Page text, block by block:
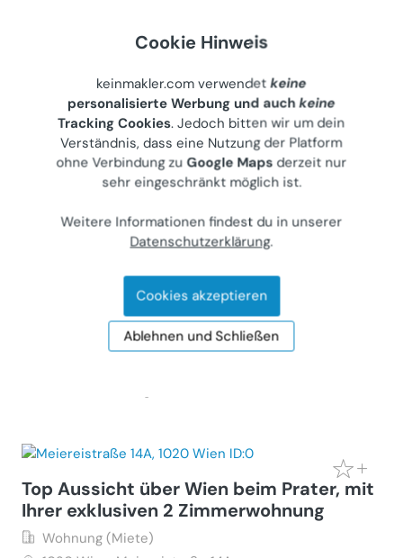
Gewerblicher Anbieter
•1 Zimmer
Letzte Aktualisierung: 07.07.2026
Top Aussicht über Wien beim Prater, mit
Ihrer exklusiven 3 Zimmerwohnung
Wien, Meiereistraße 14A
Top Aussicht über Wien beim Prater, mit
Ihrer exklusiven 2 Zimmerwohnung
Wohnung (Miete)
Cookie Hinweis
keinmakler.com verwendetkeine
personalisierte Werbung und auchkeine
Tracking Cookies. Jedoch bitten wir um dein
Verständnis, dass eine Nutzung der Platform
ohne Verbindung zuGoogle Maps derzeit nur
sehr eingeschränkt möglich ist.
Weitere Informationen findest du in unserer
Datenschutzerklärung.
Cookies akzeptieren
Ablehnen und Schließen